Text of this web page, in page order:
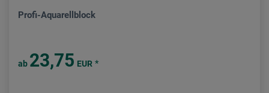
Profi-Aquarellblock
ab 23,75 EUR *